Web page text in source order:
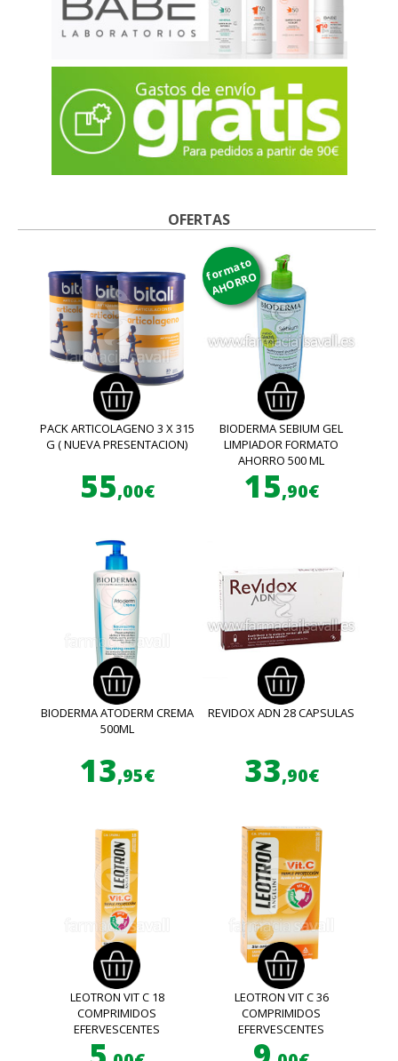
OFERTAS
PACK ARTICOLAGENO 3 X 315
G ( NUEVA PRESENTACION)
55,00€
formato
AHORRO
BIODERMA SEBIUM GEL
LIMPIADOR FORMATO
AHORRO 500 ML
15,90€
BIODERMA ATODERM CREMA
500ML
13,95€
REVIDOX ADN 28 CAPSULAS
33,90€
LEOTRON VIT C 18
COMPRIMIDOS
EFERVESCENTES
LEOTRON VIT C 36
COMPRIMIDOS
EFERVESCENTES